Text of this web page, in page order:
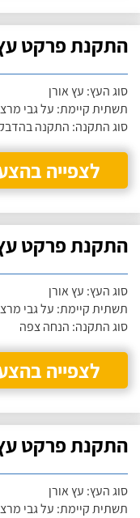
התקנת פרקט
סוג העץ: עץ אורן
תשתית קיימת: על גבי
סוג התקנה: התקנה
לצפייה
התקנת פרקט
סוג העץ: עץ אורן
תשתית קיימת: על גבי
סוג התקנה: הנחה צפה
לצפייה
התקנת פרקט
סוג העץ: עץ אורן
תשתית קיימת: על גבי